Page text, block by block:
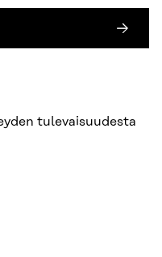
tulevaisuudesta